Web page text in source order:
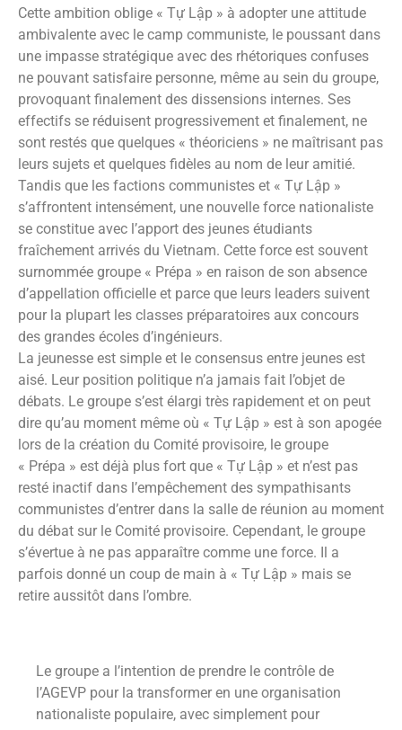
Cette ambition oblige « Tự Lập » à adopter une attitude
ambivalente avec le camp communiste, le poussant dans
une impasse stratégique avec des rhétoriques confuses
ne pouvant satisfaire personne, même au sein du groupe,
provoquant finalement des dissensions internes. Ses
effectifs se réduisent progressivement et finalement, ne
sont restés que quelques « théoriciens » ne maîtrisant pas
leurs sujets et quelques fidèles au nom de leur amitié.
Tandis que les factions communistes et « Tự Lập »
s’affrontent intensément, une nouvelle force nationaliste
se constitue avec l’apport des jeunes étudiants
fraîchement arrivés du Vietnam. Cette force est souvent
surnommée groupe « Prépa » en raison de son absence
d’appellation officielle et parce que leurs leaders suivent
pour la plupart les classes préparatoires aux concours
des grandes écoles d’ingénieurs.
La jeunesse est simple et le consensus entre jeunes est
aisé. Leur position politique n’a jamais fait l’objet de
débats. Le groupe s’est élargi très rapidement et on peut
dire qu’au moment même où « Tự Lập » est à son apogée
lors de la création du Comité provisoire, le groupe
« Prépa » est déjà plus fort que « Tự Lập » et n’est pas
resté inactif dans l’empêchement des sympathisants
communistes d’entrer dans la salle de réunion au moment
du débat sur le Comité provisoire. Cependant, le groupe
s’évertue à ne pas apparaître comme une force. Il a
parfois donné un coup de main à « Tự Lập » mais se
retire aussitôt dans l’ombre.
Le groupe a l’intention de prendre le contrôle de
l’AGEVP pour la transformer en une organisation
nationaliste populaire, avec simplement pour